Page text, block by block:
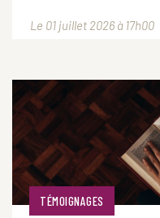
Le 01 juillet 2026 à 17h00
TÉMOIGNAGES